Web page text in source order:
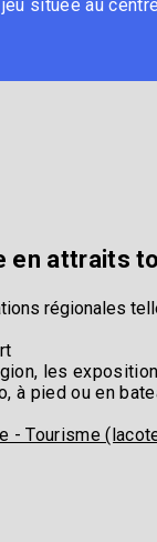
située au
en attraits
régionales
les
à pied ou en
- Tourisme